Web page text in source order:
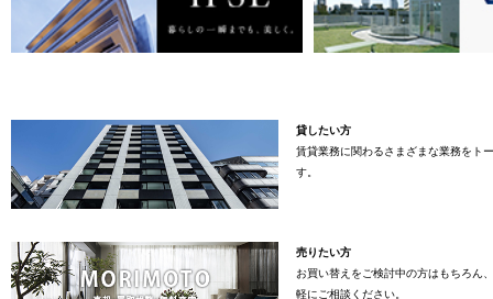
貸したい方
賃貸業務に関わるさまざまな業務をト
す。
売りたい方
お買い替えをご検討中の方はもちろん
軽にご相談ください。